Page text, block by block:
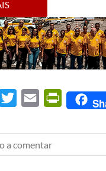
Facebook
Twitter Email
a comentar